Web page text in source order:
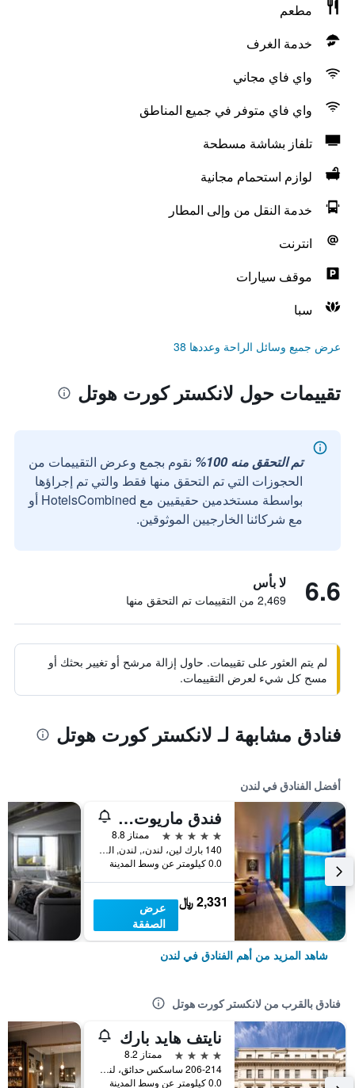
مطعم
خدمة الغرف
واي فاي مجاني
واي فاي متوفر في جميع المناطق
تلفاز بشاشة مسطحة
لوازم استحمام مجانية
خدمة النقل من وإلى المطار
انترنت
موقف سيارات
سبا
عرض جميع وسائل الراحة وعددها 38
تقييمات حول لانكستر كورت هوتل
تم التحقق منه 100%
نقوم بجمع وعرض التقييمات من
الحجوزات التي تم التحقق منها فقط والتي تم إجراؤها
بواسطة مستخدمين حقيقيين مع HotelsCombined أو
مع شركائنا الخارجيين الموثوقين.
6.6 لا بأس
2,469 من التقييمات تم التحقق منها
لم يتم العثور على تقييمات. حاول إزالة مرشح أو تغيير بحثك أو
مسح كل شيء لعرض التقييمات.
فنادق مشابهة لـ لانكستر كورت هوتل
أفضل الفنادق في لندن
فندق ماريوت لندن بارك لاين
5 نجوم
ممتاز 8.8
140 بارك لين، لندن،, لندن, المملكة المتحدة
0.0 كيلومتر عن وسط المدينة
2,331 ﷼
عرض
الصفقة
شاهد المزيد من أهم الفنادق في لندن
فنادق بالقرب من لانكستر كورت هوتل
نايتف هايد بارك
4 نجوم
ممتاز 8.2
206-214 ساسكس حدائق، لندن, لندن, المملكة المتحدة
0.0 كيلومتر عن وسط المدينة